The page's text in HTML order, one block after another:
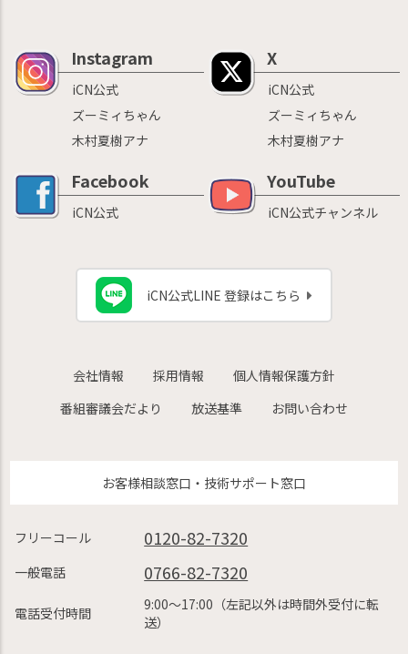
Instagram
iCN公式
ズーミィちゃん
木村夏樹アナ
X
iCN公式
ズーミィちゃん
木村夏樹アナ
Facebook
iCN公式
YouTube
iCN公式チャンネル
iCN公式LINE 登録はこちら
会社情報 採用情報
個人情報保護方針
番組審議会だより
放送基準 お問い合わせ
お客様相談窓口・技術サポート窓口
フリーコール 0120-82-7320
一般電話 0766-82-7320
電話受付時間
9:00〜17:00（左記以外は時間外受付に転
送）